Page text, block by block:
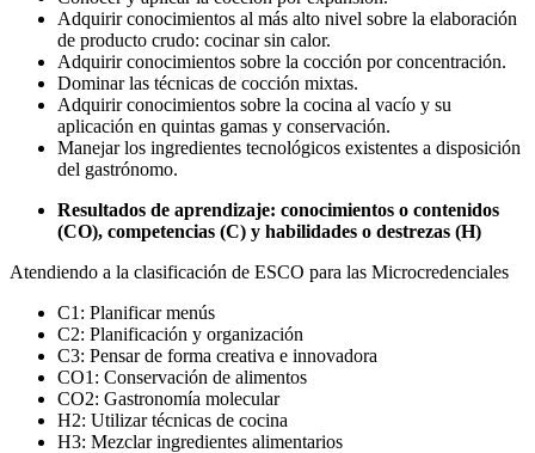
Adquirir conocimientos al más alto nivel sobre la elaboración
de producto crudo: cocinar sin calor.
Adquirir conocimientos sobre la cocción por concentración.
Dominar las técnicas de cocción mixtas.
Adquirir conocimientos sobre la cocina al vacío y su
aplicación en quintas gamas y conservación.
Manejar los ingredientes tecnológicos existentes a disposición
del gastrónomo.
Resultados de aprendizaje: conocimientos o contenidos
(CO), competencias (C) y habilidades o destrezas (H)
Atendiendo a la clasificación de ESCO para las Microcredenciales
C1: Planificar menús
C2: Planificación y organización
C3: Pensar de forma creativa e innovadora
CO1: Conservación de alimentos
CO2: Gastronomía molecular
H2: Utilizar técnicas de cocina
H3: Mezclar ingredientes alimentarios